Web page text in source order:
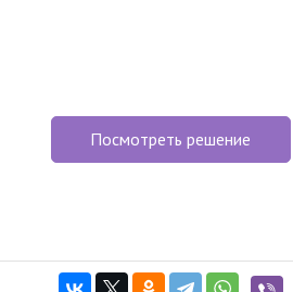
Посмотреть решение